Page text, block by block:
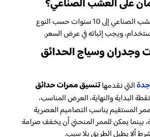
على العشب الصناعي؟
قد يصل ضمان العشب الصناعي إلى 10 سنوات حسب النوع
ويجب إثباته في عرض السعر.
وجدران وسياج الحدائق
التي نقدمهاتنسيق ممرات حدائق
البداية والنهاية، العرض المناسب،
المستقيم يناسب التصاميم العصرية
بينما يمكن للممر المنحني أن يخفف صرامة
ألا يطيل الطريق بلا سبب.